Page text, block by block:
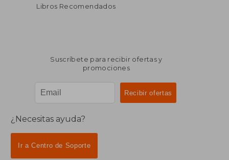
Libros Recomendados
Suscríbete para recibir ofertas y
promociones
¿Necesitas ayuda?
Ir a Centro de Soporte